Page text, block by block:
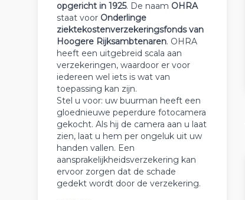
opgericht in 1925. De naam OHRA
staat voor Onderlinge
ziektekostenverzekeringsfonds van
Hoogere Rijksambtenaren. OHRA
heeft een uitgebreid scala aan
verzekeringen, waardoor er voor
iedereen wel iets is wat van
toepassing kan zijn.
Stel u voor: uw buurman heeft een
gloednieuwe peperdure fotocamera
gekocht. Als hij de camera aan u laat
zien, laat u hem per ongeluk uit uw
handen vallen. Een
aansprakelijkheidsverzekering kan
ervoor zorgen dat de schade
gedekt wordt door de verzekering.